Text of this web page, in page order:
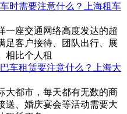
车时需要注意什么？上海租车
一座交通网络高度发达的超
足客户接待、团队出行、展
相比个人租
巴车租赁要注意什么？上海大
大都市，每天都有无数的商
送、婚庆宴会等活动需要大